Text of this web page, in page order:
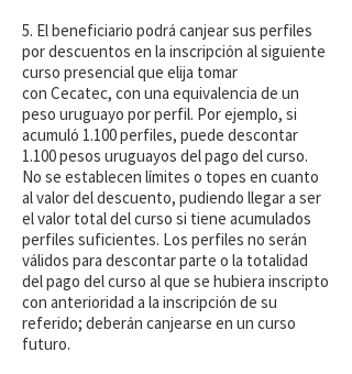
5. El beneficiario podrá canjear sus perfiles
por descuentos en la inscripción al siguiente
curso presencial que elija tomar
con Cecatec, con una equivalencia de un
peso uruguayo por perfil. Por ejemplo, si
acumuló 1.100 perfiles, puede descontar
1.100 pesos uruguayos del pago del curso.
No se establecen límites o topes en cuanto
al valor del descuento, pudiendo llegar a ser
el valor total del curso si tiene acumulados
perfiles suficientes. Los perfiles no serán
válidos para descontar parte o la totalidad
del pago del curso al que se hubiera inscripto
con anterioridad a la inscripción de su
referido; deberán canjearse en un curso
futuro.